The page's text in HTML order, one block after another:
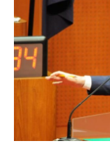
活動報告